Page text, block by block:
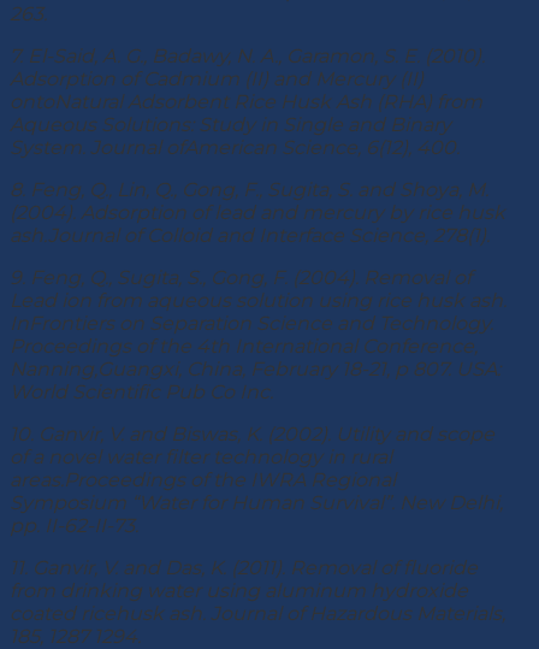
263.
7. El-Said, A. G., Badawy, N. A., Garamon, S. E. (2010).
Adsorption of Cadmium (II) and Mercury (II)
ontoNatural Adsorbent Rice Husk Ash (RHA) from
Aqueous Solutions: Study in Single and Binary
System. Journal ofAmerican Science, 6(12), 400.
8. Feng, Q., Lin, Q., Gong, F., Sugita, S. and Shoya, M.
(2004). Adsorption of lead and mercury by rice husk
ash.Journal of Colloid and Interface Science, 278(1).
9. Feng, Q., Sugita, S., Gong, F. (2004). Removal of
Lead ion from aqueous solution using rice husk ash.
InFrontiers on Separation Science and Technology.
Proceedings of the 4th International Conference,
Nanning,Guangxi, China, February 18-21, p 807. USA:
World Scientific Pub Co Inc.
10. Ganvir, V. and Biswas, K. (2002). Utility and scope
of a novel water filter technology in rural
areas.Proceedings of the IWRA Regional
Symposium “Water for Human Survival”. New Delhi,
pp. II-62-II-73.
11. Ganvir, V. and Das, K. (2011). Removal of fluoride
from drinking water using aluminum hydroxide
coated ricehusk ash. Journal of Hazardous Materials,
185, 1287 1294.